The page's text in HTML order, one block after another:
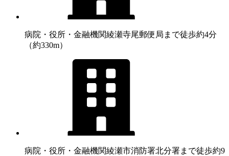
病院・役所・金融機関綾瀬寺尾郵便局まで徒歩約4分
（約330m）
病院・役所・金融機関綾瀬市消防署北分署まで徒歩約9